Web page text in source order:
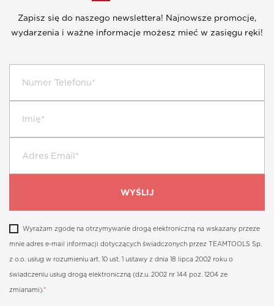
Zapisz się do naszego newslettera! Najnowsze promocje,
wydarzenia i ważne informacje możesz mieć w zasięgu ręki!
Wyrażam zgodę na otrzymywanie drogą elektroniczną na wskazany przeze
mnie adres e-mail informacji dotyczących świadczonych przez TEAMTOOLS Sp.
z o.o. usług w rozumieniu art. 10 ust. 1 ustawy z dnia 18 lipca 2002 roku o
świadczeniu usług drogą elektroniczną (dz.u. 2002 nr 144 poz. 1204 ze
zmianami). *